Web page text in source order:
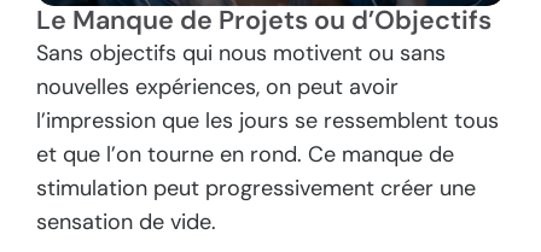
Le Manque de Projets ou d’Objectifs
Sans objectifs qui nous motivent ou sans
nouvelles expériences, on peut avoir
l’impression que les jours se ressemblent tous
et que l’on tourne en rond. Ce manque de
stimulation peut progressivement créer une
sensation de vide.